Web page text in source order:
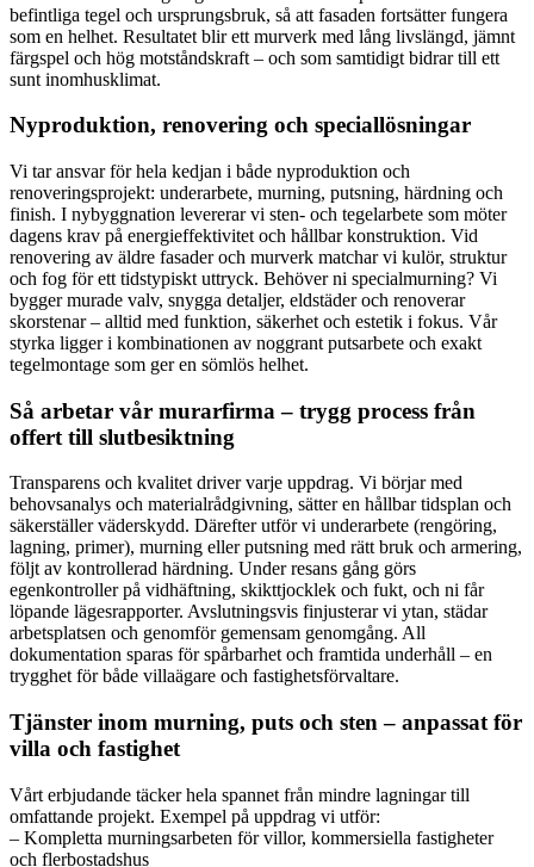
befintliga tegel och ursprungsbruk, så att fasaden fortsätter fungera
som en helhet. Resultatet blir ett murverk med lång livslängd, jämnt
färgspel och hög motståndskraft – och som samtidigt bidrar till ett
sunt inomhusklimat.
Nyproduktion, renovering och speciallösningar
Vi tar ansvar för hela kedjan i både nyproduktion och
renoveringsprojekt: underarbete, murning, putsning, härdning och
finish. I nybyggnation levererar vi sten- och tegelarbete som möter
dagens krav på energieffektivitet och hållbar konstruktion. Vid
renovering av äldre fasader och murverk matchar vi kulör, struktur
och fog för ett tidstypiskt uttryck. Behöver ni specialmurning? Vi
bygger murade valv, snygga detaljer, eldstäder och renoverar
skorstenar – alltid med funktion, säkerhet och estetik i fokus. Vår
styrka ligger i kombinationen av noggrant putsarbete och exakt
tegelmontage som ger en sömlös helhet.
Så arbetar vår murarfirma – trygg process från
offert till slutbesiktning
Transparens och kvalitet driver varje uppdrag. Vi börjar med
behovsanalys och materialrådgivning, sätter en hållbar tidsplan och
säkerställer väderskydd. Därefter utför vi underarbete (rengöring,
lagning, primer), murning eller putsning med rätt bruk och armering,
följt av kontrollerad härdning. Under resans gång görs
egenkontroller på vidhäftning, skikttjocklek och fukt, och ni får
löpande lägesrapporter. Avslutningsvis finjusterar vi ytan, städar
arbetsplatsen och genomför gemensam genomgång. All
dokumentation sparas för spårbarhet och framtida underhåll – en
trygghet för både villaägare och fastighetsförvaltare.
Tjänster inom murning, puts och sten – anpassat för
villa och fastighet
Vårt erbjudande täcker hela spannet från mindre lagningar till
omfattande projekt. Exempel på uppdrag vi utför:
– Kompletta murningsarbeten för villor, kommersiella fastigheter
och flerbostadshus